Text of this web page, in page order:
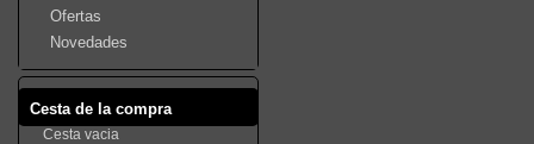
Ofertas
Novedades
Cesta de la compra
Cesta vacia